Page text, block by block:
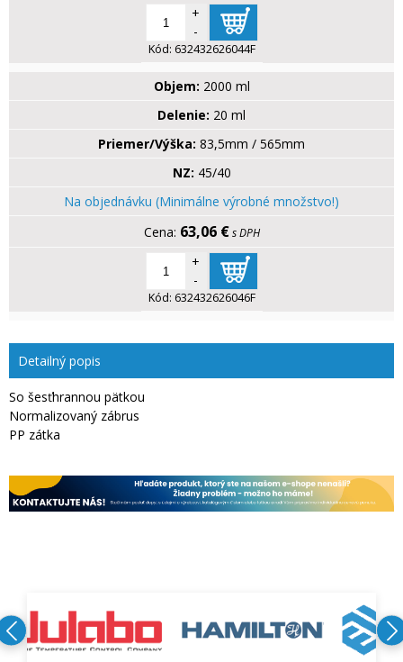
+
-
Kód: 632432626044F
Objem: 2000 ml
Delenie: 20 ml
Priemer/Výška: 83,5mm / 565mm
NZ: 45/40
Na objednávku (Minimálne výrobné množstvo!)
63,06 € s DPH
+
-
Kód: 632432626046F
Detailný popis
So šesťhrannou pätkou
Normalizovaný zábrus
PP zátka